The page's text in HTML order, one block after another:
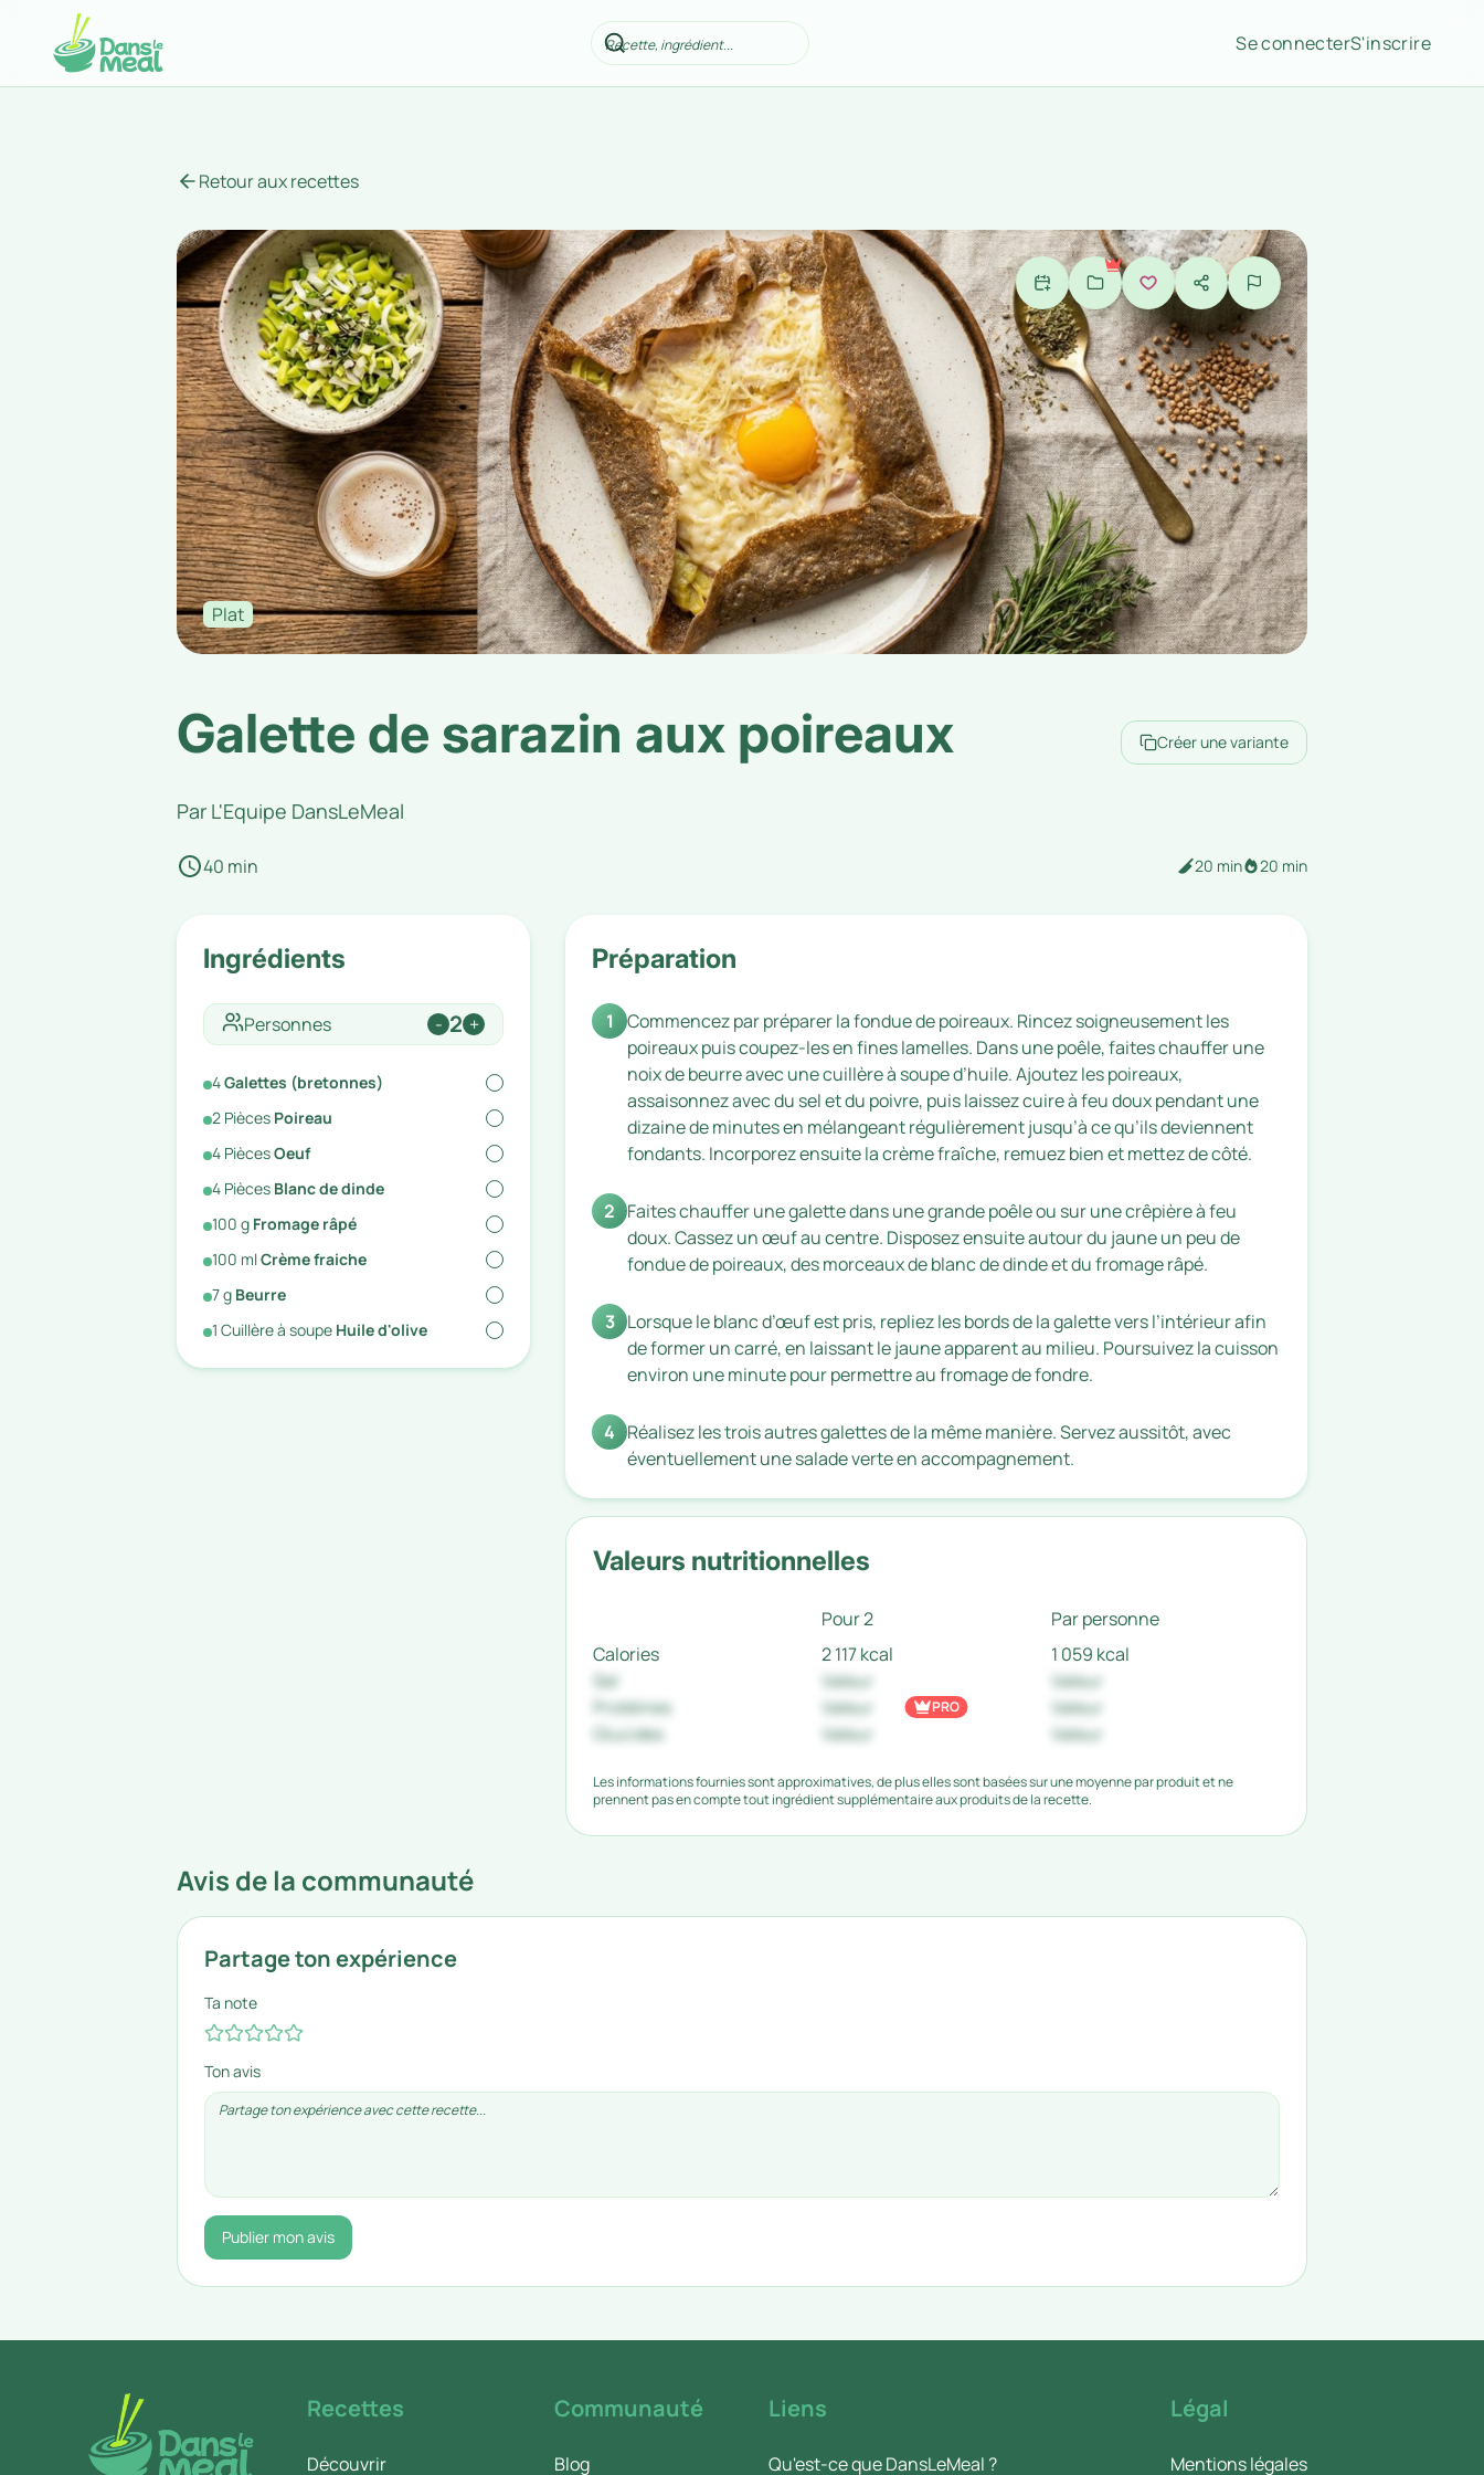
Se connecterS'inscrire
Retour aux recettes
Plat
Galette de sarazin aux poireaux Créer une variante
Par L'Equipe DansLeMeal
40 min 20 min 20 min
Ingrédients
Personnes - 2 +
4Galettes (bretonnes)
2 Pièces Poireau
4 PiècesOeuf
4 Pièces Blanc de dinde
100 g Fromage râpé
100 mlCrème fraiche
7g Beurre
1 Cuillère à soupe Huile d'olive
Préparation
1
Commencez par préparer la fondue de poireaux. Rincez soigneusement les
poireaux puis coupez-les en fines lamelles. Dans une poêle, faites chauffer une
noix de beurre avec une cuillère à soupe d’huile. Ajoutez les poireaux,
assaisonnez avec du sel et du poivre, puis laissez cuire à feu doux pendant une
dizaine de minutes en mélangeant régulièrement jusqu’à ce qu’ils deviennent
fondants. Incorporez ensuite la crème fraîche, remuez bien et mettez de côté.
2 Faites chauffer une galette dans une grande poêle ou sur une crêpière à feu
doux. Cassez un œuf au centre. Disposez ensuite autour du jaune un peu de
fondue de poireaux, des morceaux de blanc de dinde et du fromage râpé.
3 Lorsque le blanc d’œuf est pris, repliez les bords de la galette vers l’intérieur afin
de former un carré, en laissant le jaune apparent au milieu. Poursuivez la cuisson
environ une minute pour permettre au fromage de fondre.
4 Réalisez les trois autres galettes de la même manière. Servez aussitôt, avec
éventuellement une salade verte en accompagnement.
Valeurs nutritionnelles
Pour 2
Par personne
Calories
2 117 kcal
1 059 kcal
Sel
Valeur
Valeur
Protéines
Valeur
Valeur
Glucides
Valeur Valeur
PRO
Les informations fournies sont approximatives, de plus elles sont basées sur une moyenne par produit et ne
prennent pas en compte tout ingrédient supplémentaire aux produits de la recette.
Avis de la communauté
Partage ton expérience
Ta note
Ton avis
Publier mon avis
Recettes
Découvrir
Communauté
Blog
Liens
Qu'est-ce que DansLeMeal ?
Légal
Mentions légales